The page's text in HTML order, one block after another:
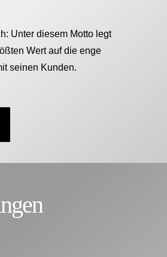
Unter diesem Motto legt
Wert auf die enge
seinen Kunden.